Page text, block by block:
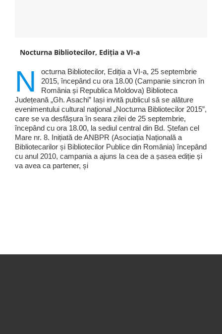
Nocturna Bibliotecilor, Ediția a VI-a
N
octurna Bibliotecilor, Ediția a VI-a, 25 septembrie
2015, începând cu ora 18.00 (Campanie sincron în
România și Republica Moldova) Biblioteca
Județeană „Gh. Asachi” Iași invită publicul să se alăture
evenimentului cultural naţional „Nocturna Bibliotecilor 2015”,
care se va desfășura în seara zilei de 25 septembrie,
începând cu ora 18.00, la sediul central din Bd. Ștefan cel
Mare nr. 8. Inițiată de ANBPR (Asociația Națională a
Bibliotecarilor și Bibliotecilor Publice din România) începând
cu anul 2010, campania a ajuns la cea de a șasea ediție și
va avea ca partener, și